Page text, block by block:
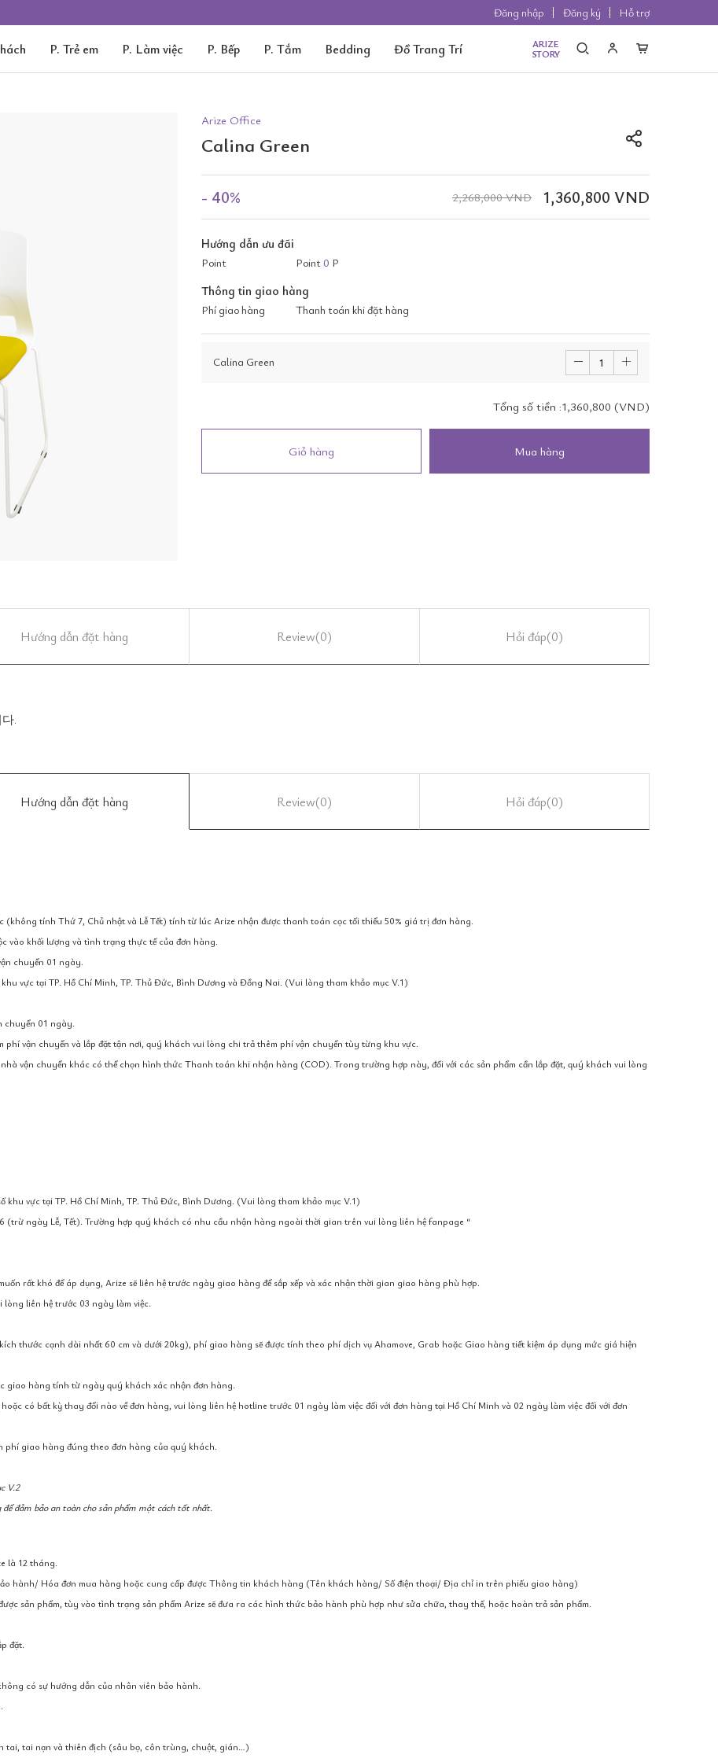
Đăng nhập Đăng ký Hỗ trợ
P. Trẻ em P. Làm việc P. Bếp P. Tắm Bedding Đồ Trang Trí
ARIZE
STORY
Arize Office
Calina Green
- 40% 1,360,800 VND
2,268,000 VND
Hướng dẫn ưu đãi
Point Point0 P
Thông tin giao hàng
Phí giao hàng Thanh toán khi đặt hàng
Calina Green
Tổng số tiền :1,360,800 (VND)
Giỏ hàng Mua hàng
Hướng dẫn đặt hàng Review(0) Hỏi đáp(0)
.
Hướng dẫn đặt hàng Review(0) Hỏi đáp(0)
tính Thứ 7, Chủ nhật và Lễ Tết) tính từ lúc Arize nhận được thanh toán cọc tối thiểu 50% giá trị đơn hàng.
khối lượng và tình trạng thực tế của đơn hàng.
chuyển 01 ngày.
vực tại TP. Hồ Chí Minh, TP. Thủ Đức, Bình Dương và Đồng Nai. (Vui lòng tham khảo mục V.1)
01 ngày.
vận chuyển và lắp đặt tận nơi, quý khách vui lòng chi trả thêm phí vận chuyển tùy từng khu vực.
vận chuyển khác có thể chọn hình thức Thanh toán khi nhận hàng (COD). Trong trường hợp này, đối với các sản phẩm cần lắp đặt, quý khách vui lòng
khu vực tại TP. Hồ Chí Minh, TP. Thủ Đức, Bình Dương. (Vui lòng tham khảo mục V.1)
ngày Lễ, Tết). Trường hợp quý khách có nhu cầu nhận hàng ngoài thời gian trên vui lòng liên hệ fanpage “
rất khó để áp dụng, Arize sẽ liên hệ trước ngày giao hàng để sắp xếp và xác nhận thời gian giao hàng phù hợp.
liên hệ trước 03 ngày làm việc.
thước cạnh dài nhất 60 cm và dưới 20kg), phí giao hàng sẽ được tính theo phí dịch vụ Ahamove, Grab hoặc Giao hàng tiết kiệm áp dụng mức giá hiện
hàng tính từ ngày quý khách xác nhận đơn hàng.
có bất kỳ thay đổi nào về đơn hàng, vui lòng liên hệ hotline trước 01 ngày làm việc đối với đơn hàng tại Hồ Chí Minh và 02 ngày làm việc đối với đơn
giao hàng đúng theo đơn hàng của quý khách.
V.2
đảm bảo an toàn cho sản phẩm một cách tốt nhất.
là 12 tháng.
hành/ Hóa đơn mua hàng hoặc cung cấp được Thông tin khách hàng (Tên khách hàng/ Số điện thoại/ Địa chỉ in trên phiếu giao hàng)
sản phẩm, tùy vào tình trạng sản phẩm Arize sẽ đưa ra các hình thức bảo hành phù hợp như sửa chữa, thay thế, hoặc hoàn trả sản phẩm.
đặt.
có sự hướng dẫn của nhân viên bảo hành.
tai, tai nạn và thiên địch (sâu bọ, côn trùng, chuột, gián…)